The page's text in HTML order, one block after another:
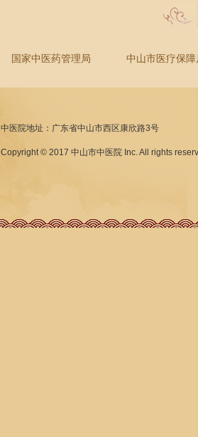
国家中医药管理局 中山市医疗保障
中医院地址：广东省中山市西区康欣路3号
Copyright © 2017 中山市中医院 Inc. All rights